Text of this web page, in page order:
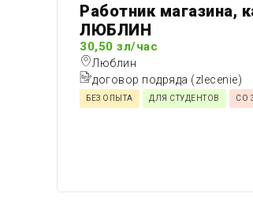
Работник магазина,
ЛЮБЛИН
30,50 зл/час
Люблин
договор подряда (zlecenie)
БЕЗ ОПЫТА ДЛЯ СТУДЕНТОВ СО